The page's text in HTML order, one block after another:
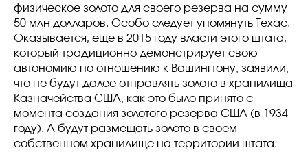
физическое золото для своего резерва на сумму
50 млн долларов. Особо следует упомянуть Техас.
Оказывается, еще в 2015 году власти этого штата,
который традиционно демонстрирует свою
автономию по отношению к Вашингтону, заявили,
что не будут далее отправлять золото в хранилища
Казначейства США, как это было принято с
момента создания золотого резерва США (в 1934
году). А будут размещать золото в своем
собственном хранилище на территории штата.